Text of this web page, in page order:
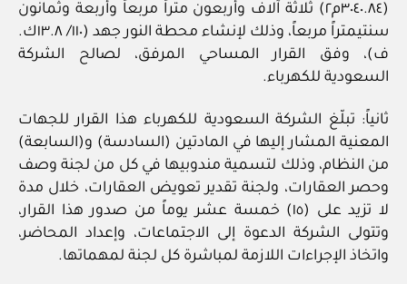
(٣٠٤٠.٨٤م٢) ثلاثة آلاف وأربعون متراً مربعاً وأربعة وثمانون
سنتيمتراً مربعاً، وذلك لإنشاء محطة النور جهد (١١٠/ ١٣.٨ك.
ف)، وفق القرار المساحي المرفق، لصالح الشركة
السعودية للكهرباء.
ثانياً: تبلّغ الشركة السعودية للكهرباء هذا القرار للجهات
المعنية المشار إليها في المادتين (السادسة) و(السابعة)
من النظام، وذلك لتسمية مندوبيها في كل من لجنة وصف
وحصر العقارات، ولجنة تقدير تعويض العقارات، خلال مدة
لا تزيد على (١٥) خمسة عشر يوماً من صدور هذا القرار،
وتتولى الشركة الدعوة إلى الاجتماعات، وإعداد المحاضر،
واتخاذ الإجراءات اللازمة لمباشرة كل لجنة لمهماتها.